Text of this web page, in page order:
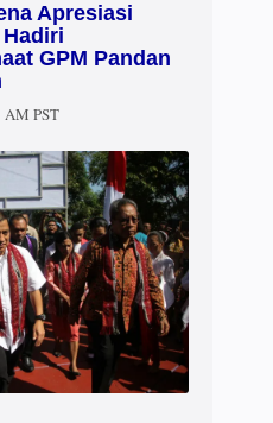
Apresiasi
GPM Pandan
PST